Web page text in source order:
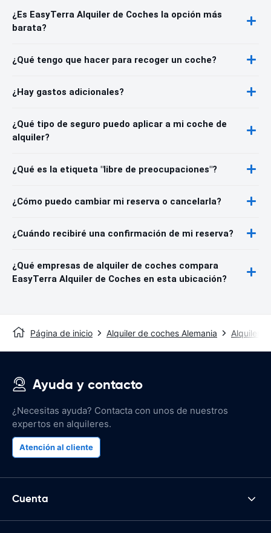
¿Es EasyTerra Alquiler de Coches la opción más
barata?
¿Qué tengo que hacer para recoger un coche?
¿Hay gastos adicionales?
¿Qué tipo de seguro puedo aplicar a mi coche de
alquiler?
¿Qué es la etiqueta "libre de preocupaciones"?
¿Cómo puedo cambiar mi reserva o cancelarla?
¿Cuándo recibiré una confirmación de mi reserva?
¿Qué empresas de alquiler de coches compara
EasyTerra Alquiler de Coches en esta ubicación?
Página de inicio Alquiler de coches Alemania Alquiler
Ayuda y contacto
¿Necesitas ayuda? Contacta con unos de nuestros
expertos en alquileres.
Atención al cliente
Cuenta